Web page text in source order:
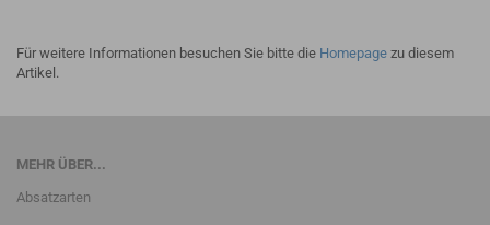
Für weitere Informationen besuchen Sie bitte die Homepage zu diesem
Artikel.
MEHR ÜBER...
Absatzarten